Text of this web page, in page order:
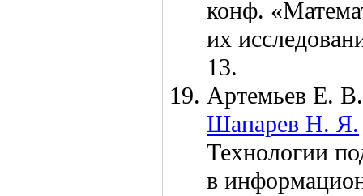
конф.
их
13.
Артемьев Е.
Шапарев Н. Я.
Технологии
в